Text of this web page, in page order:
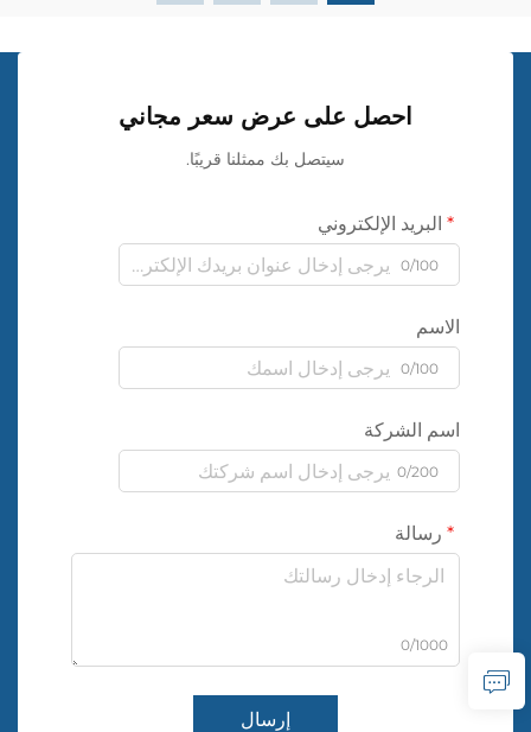
احصل على عرض سعر مجاني
سيتصل بك ممثلنا قريبًا.
البريد الإلكتروني
0/100
الاسم
0/100
اسم الشركة
0/200
رسالة
0/1000
إرسال